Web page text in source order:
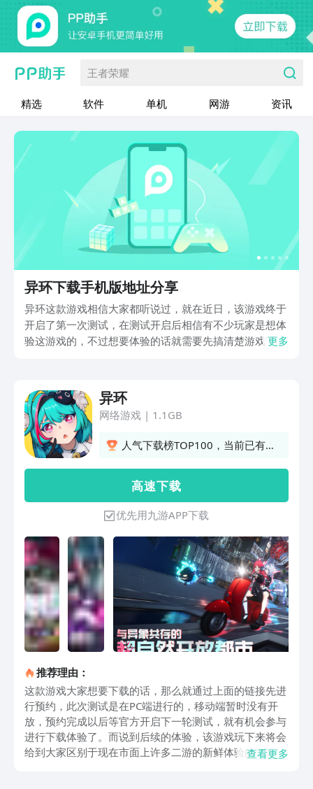
王者荣耀
精选 软件 单机 网游 资讯
异环下载手机版地址分享
异环这款游戏相信大家都听说过，就在近日，该游戏终于
开启了第一次测试，在测试开启后相信有不少玩家是想体
验这游戏的，不过想要体验的话就需要先搞清楚游戏下载
手机端该怎么下的朋友就一起来看看吧。
更多
异环
网络游戏| 1.1GB
人气下载榜TOP100，当前已有
高 速 下 载
优先用九游APP下载
推荐理由：
这款游戏大家想要下载的话，那么就通过上面的链接先进
行预约，此次测试是在PC端进行的，移动端暂时没有开
放，预约完成以后等官方开启下一轮测试，就有机会参与
进行下载体验了。而说到后续的体验，该游戏玩下来将会
给到大家区别于现在市面上许多二游的新鲜体验的，因为
查看更多